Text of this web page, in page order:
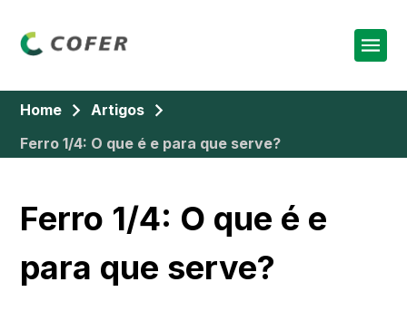
Home
Artigos
Ferro 1/4: O que é e para que serve?
Ferro 1/4: O que é e
para que serve?